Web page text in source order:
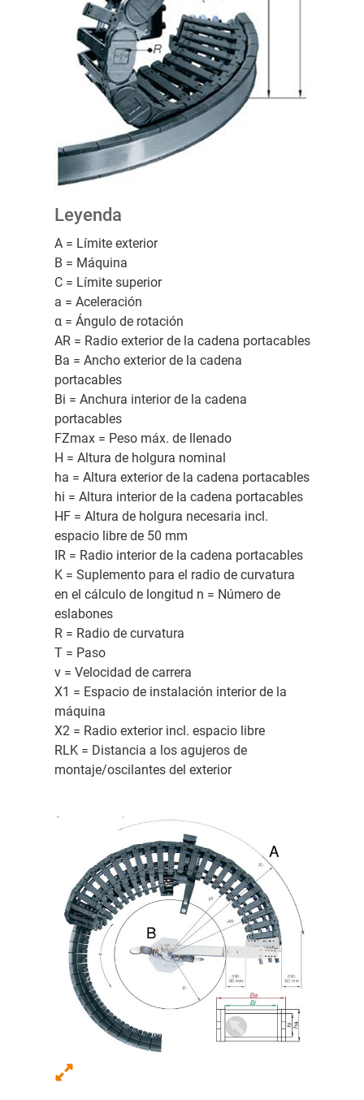
Leyenda
A = Límite exterior
B = Máquina
C = Límite superior
a = Aceleración
α = Ángulo de rotación
AR = Radio exterior de la cadena portacables
Ba = Ancho exterior de la cadena
portacables
Bi = Anchura interior de la cadena
portacables
FZmax = Peso máx. de llenado
H = Altura de holgura nominal
ha = Altura exterior de la cadena portacables
hi = Altura interior de la cadena portacables
HF = Altura de holgura necesaria incl.
espacio libre de 50 mm
IR = Radio interior de la cadena portacables
K = Suplemento para el radio de curvatura
en el cálculo de longitud n = Número de
eslabones
R = Radio de curvatura
T = Paso
v = Velocidad de carrera
X1 = Espacio de instalación interior de la
máquina
X2 = Radio exterior incl. espacio libre
RLK = Distancia a los agujeros de
montaje/oscilantes del exterior